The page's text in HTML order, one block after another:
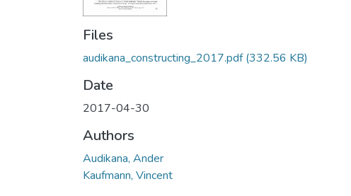
Files
audikana_constructing_2017.pdf(332.56 KB)
Date
2017-04-30
Authors
Audikana, Ander
Kaufmann, Vincent